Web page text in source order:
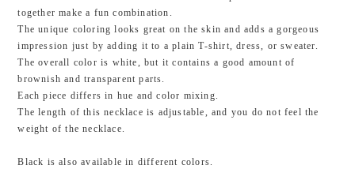
together make a fun combination.
The unique coloring looks great on the skin and adds a gorgeous
impression just by adding it to a plain T-shirt, dress, or sweater.
The overall color is white, but it contains a good amount of
brownish and transparent parts.
Each piece differs in hue and color mixing.
The length of this necklace is adjustable, and you do not feel the
weight of the necklace.
Black is also available in different colors.